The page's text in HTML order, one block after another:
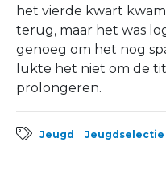
het vierde kwart
terug, maar het was
genoeg om het nog
lukte het niet om de
prolongeren.
Jeugd Jeugdselectie